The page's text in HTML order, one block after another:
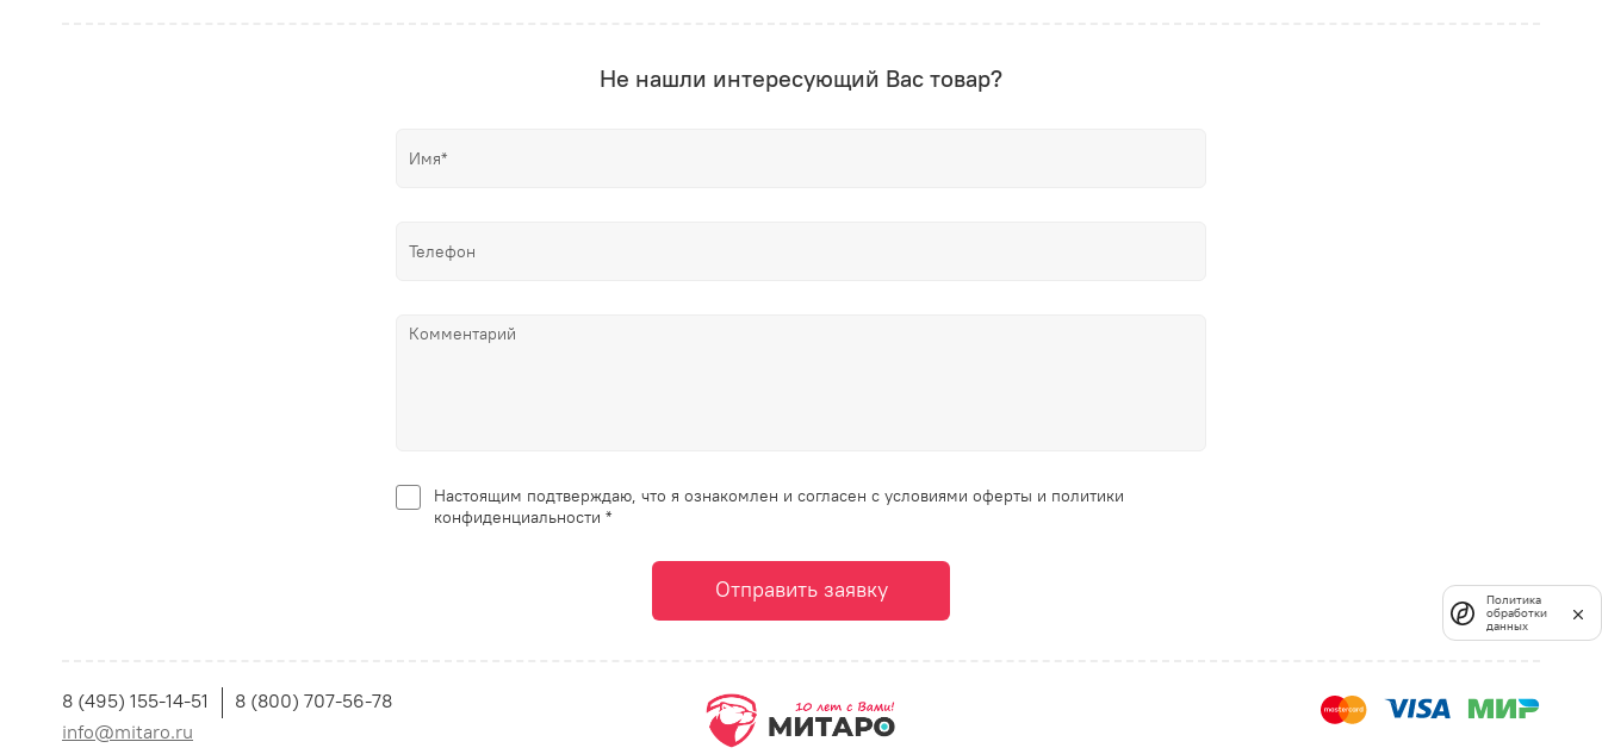
Не нашли интересующий Вас товар?
Настоящим подтверждаю, что я ознакомлен и согласен с условиями оферты и политики
конфиденциальности *
Отправить заявку
8 (495) 155-14-51
8 (800) 707-56-78
info@mitaro.ru
Политика
обработки
данных